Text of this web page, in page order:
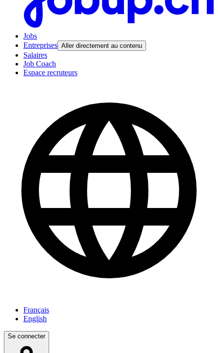
Jobs
Entreprises Aller directement au contenu
Salaires
Job Coach
Espace recruteurs
Français
English
Se connecter